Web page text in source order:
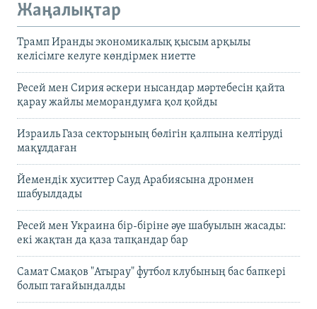
Жаңалықтар
Трамп Иранды экономикалық қысым арқылы
келісімге келуге көндірмек ниетте
Ресей мен Сирия әскери нысандар мәртебесін қайта
қарау жайлы меморандумға қол қойды
Израиль Газа секторының бөлігін қалпына келтіруді
мақұлдаған
Йемендік хуситтер Сауд Арабиясына дронмен
шабуылдады
Ресей мен Украина бір-біріне әуе шабуылын жасады:
екі жақтан да қаза тапқандар бар
Самат Смақов "Атырау" футбол клубының бас бапкері
болып тағайындалды